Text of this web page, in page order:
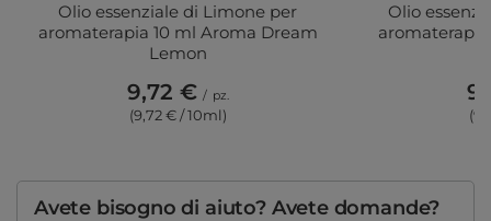
Olio essenziale di Limone per
aromaterapia 10 ml Aroma Dream
Lemon
9,72 € / pz.
(9,72 € / 10ml)
Olio
Avete bisogno di aiuto? Avete domande?